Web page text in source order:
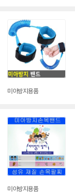
미아 방지용품
미아 방지용품